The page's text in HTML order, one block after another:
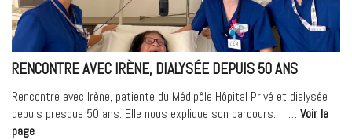
hygiène
au
Médipôle
Hôpital
Privé »
RENCONTRE AVEC IRÈNE, DIALYSÉE DEPUIS 50 ANS
Rencontre avec Irène, patiente du Médipôle Hôpital Privé et dialysée
depuis presque 50 ans. Elle nous explique son parcours. … Voir la
page« Rencontre